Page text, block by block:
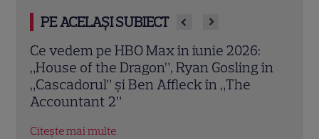
PE ACELAȘI SUBIECT
Marile premiere de pe SkyShowtime în
iunie 2026: Michael Fassbender și
Richard Gere în „Agenția”, iar Emma
Stone luptă cu răpitorii în „Bugonia”
Citește mai multe